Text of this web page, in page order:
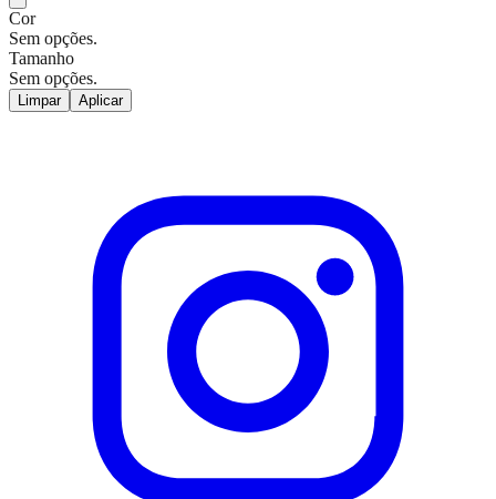
Cor
Sem opções.
Tamanho
Sem opções.
Limpar Aplicar